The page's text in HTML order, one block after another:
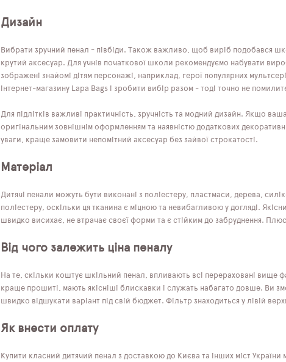
Дизайн
Вибрати зручний пенал - півбіди. Також важливо, щоб виріб подобався
крутий аксесуар. Для учнів початкової школи рекомендуємо набувати
зображені знайомі дітям персонажі, наприклад, герої популярних
інтернет-магазину Lapa Bags і зробити вибір разом - тоді точно не
Для підлітків важливі практичність, зручність та модний дизайн. Якщо
оригінальним зовнішнім оформленням та наявністю додаткових
уваги, краще замовити непомітний аксесуар без зайвої строкатості.
Матеріал
Дитячі пенали можуть бути виконані з поліестеру, пластмаси, дерева,
поліестеру, оскільки ця тканина є міцною та невибагливою у догляді.
швидко висихає, не втрачає своєї форми та є стійким до забруднення.
Від чого залежить ціна пеналу
На те, скільки коштує шкільний пенал, впливають всі перераховані вище
краще прошиті, мають якісніші блискавки і служать набагато довше. Ви
швидко відшукати варіант під свій бюджет. Фільтр знаходиться у лівій
Як внести оплату
Купити класний дитячий пенал з доставкою до Києва та інших міст